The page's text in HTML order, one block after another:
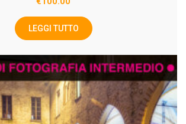
LEGGI TUTTO